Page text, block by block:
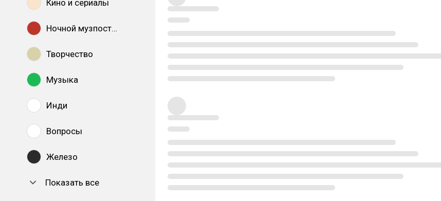
Кино и сериалы
Ночной музпостинг
Творчество
Музыка
Инди
Вопросы
Железо
Показать все